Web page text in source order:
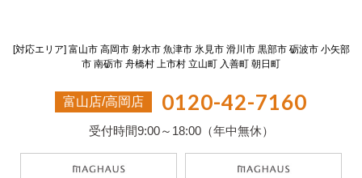
[対応エリア] 富山市 高岡市 射水市 魚津市 氷見市 滑川市 黒部市 砺波市 小矢部
市 南砺市 舟橋村 上市村 立山町 入善町 朝日町
富山店/高岡店 0120-42-7160
受付時間9:00～18:00（年中無休）